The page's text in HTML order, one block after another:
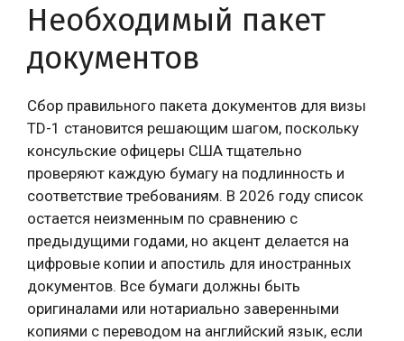
Необходимый пакет
документов
Сбор правильного пакета документов для визы
TD-1 становится решающим шагом, поскольку
консульские офицеры США тщательно
проверяют каждую бумагу на подлинность и
соответствие требованиям. В 2026 году список
остается неизменным по сравнению с
предыдущими годами, но акцент делается на
цифровые копии и апостиль для иностранных
документов. Все бумаги должны быть
оригиналами или нотариально заверенными
копиями с переводом на английский язык, если